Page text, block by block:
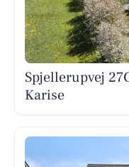
Spjellerupvej
Karise